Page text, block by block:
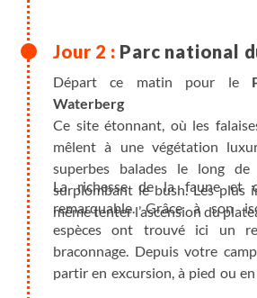
Parc national
Départ ce matin pour le
Waterberg
Ce site étonnant, où les
mêlent à une végétation
superbes balades le long de
surplombant le bush. Les plus
même tenter l’ascension du
La richesse de la faune
remarquable. Grâce à son
espèces ont trouvé ici un
braconnage. Depuis votre
partir en excursion, à pied ou